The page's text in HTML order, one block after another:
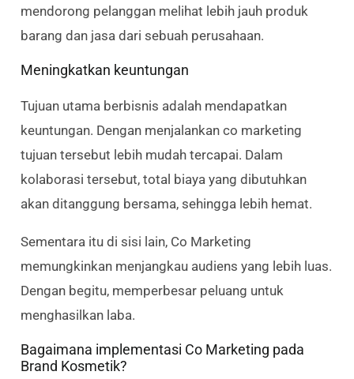
mendorong pelanggan melihat lebih jauh produk
barang dan jasa dari sebuah perusahaan.
Meningkatkan keuntungan
Tujuan utama berbisnis adalah mendapatkan
keuntungan. Dengan menjalankan co marketing
tujuan tersebut lebih mudah tercapai. Dalam
kolaborasi tersebut, total biaya yang dibutuhkan
akan ditanggung bersama, sehingga lebih hemat.
Sementara itu di sisi lain, Co Marketing
memungkinkan menjangkau audiens yang lebih luas.
Dengan begitu, memperbesar peluang untuk
menghasilkan laba.
Bagaimana implementasi Co Marketing pada
Brand Kosmetik?